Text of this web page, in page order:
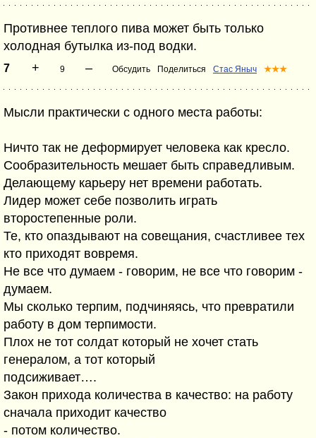
Противнее теплого пива может быть только
холодная бутылка из-под водки.
7 + 9 – Обсудить Поделиться Стас Яныч ★★★
Мысли практически с одного места работы:
Ничто так не деформирует человека как кресло.
Сообразительность мешает быть справедливым.
Делающему карьеру нет времени работать.
Лидер может себе позволить играть
второстепенные роли.
Те, кто опаздывают на совещания, счастливее тех
кто приходят вовремя.
Не все что думаем - говорим, не все что говорим -
думаем.
Мы сколько терпим, подчиняясь, что превратили
работу в дом терпимости.
Плох не тот солдат который не хочет стать
генералом, а тот который
подсиживает….
Закон прихода количества в качество: на работу
сначала приходит качество
- потом количество.